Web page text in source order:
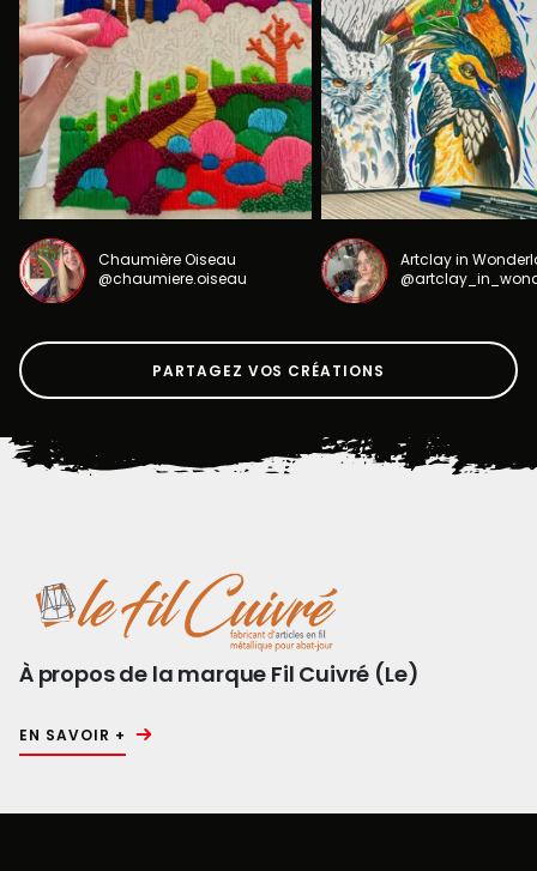
Chaumière Oiseau
@chaumiere.oiseau
Artclay in
PARTAGEZ VOS CRÉATIONS
À propos de la marque Fil Cuivré (Le)
EN SAVOIR +